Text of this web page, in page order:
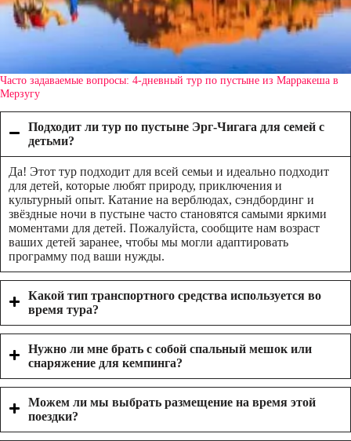
Часто задаваемые вопросы: 4-дневный тур по пустыне из Марракеша в
Мерзугу
Подходит ли тур по пустыне Эрг-Чигага для семей с
детьми?
Да! Этот тур подходит для всей семьи и идеально подходит
для детей, которые любят природу, приключения и
культурный опыт. Катание на верблюдах, сэндбординг и
звёздные ночи в пустыне часто становятся самыми яркими
моментами для детей. Пожалуйста, сообщите нам возраст
ваших детей заранее, чтобы мы могли адаптировать
программу под ваши нужды.
Какой тип транспортного средства используется во
время тура?
Нужно ли мне брать с собой спальный мешок или
снаряжение для кемпинга?
Можем ли мы выбрать размещение на время этой
поездки?